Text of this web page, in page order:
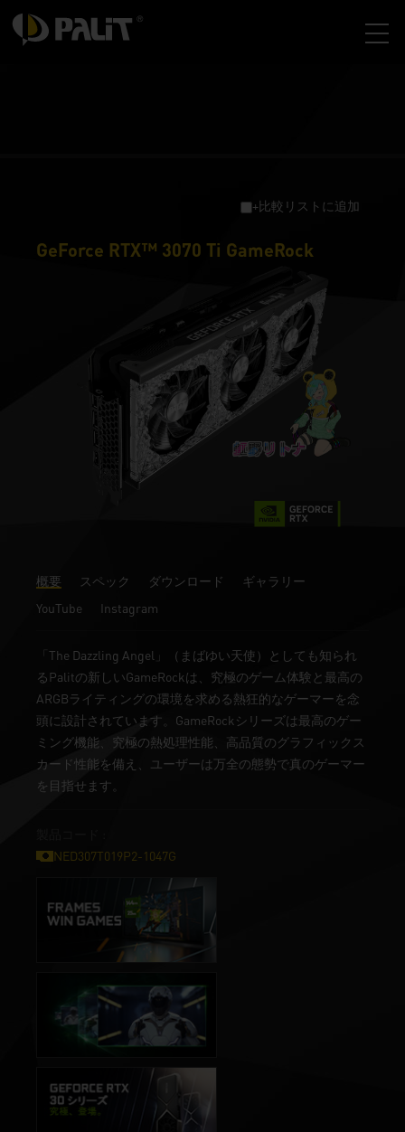
+比較リストに追加
GeForce RTX™ 3070 Ti GameRock
概要 スペック ダウンロード
ギャラリー
YouTube
Instagram
「The Dazzling Angel」（まばゆい天使）としても知られ
るPalitの新しいGameRockは、究極のゲーム体験と最高の
ARGBライティングの環境を求める熱狂的なゲーマーを念
頭に設計されています。GameRockシリーズは最高のゲー
ミング機能、究極の熱処理性能、高品質のグラフィックス
カード性能を備え、ユーザーは万全の態勢で真のゲーマー
を目指せます。
NED307T019P2-1047G